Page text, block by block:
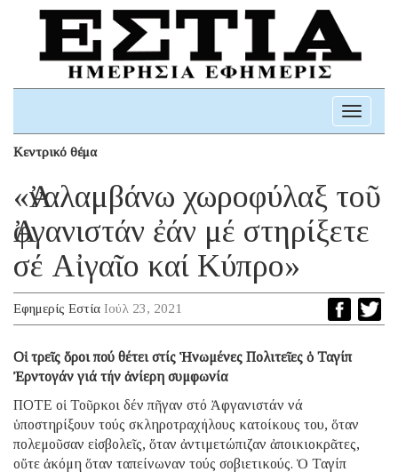
Toggle
Κεντρικό θέμα
«Ἀναλαμβάνω χωροφύλαξ τοῦ
Ἀφγανιστάν ἐάν μέ στηρίξετε
σέ Αἰγαῖο καί Κύπρο»
Εφημερίς Εστία Ιούλ 23, 2021
Οἱ τρεῖς ὅροι πού θέτει στίς Ἡνωμένες Πολιτεῖες ὁ Ταγίπ
Ἐρντογάν γιά τήν ἀνίερη συμφωνία
ΠΟΤΕ οἱ Τοῦρκοι δέν πῆγαν στό Ἀφγανιστάν νά
ὑποστηρίξουν τούς σκληροτραχήλους κατοίκους του, ὅταν
πολεμοῦσαν εἰσβολεῖς, ὅταν ἀντιμετώπιζαν ἀποικιοκρᾶτες,
οὔτε ἀκόμη ὅταν ταπείνωναν τούς σοβιετικούς. Ὁ Ταγίπ